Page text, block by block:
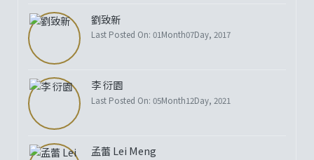
劉致新
Last Posted On: 01Month07Day, 2017
李 衍園
Last Posted On: 05Month12Day, 2021
孟蕾 Lei Meng